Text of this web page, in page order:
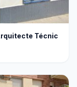
Técnic